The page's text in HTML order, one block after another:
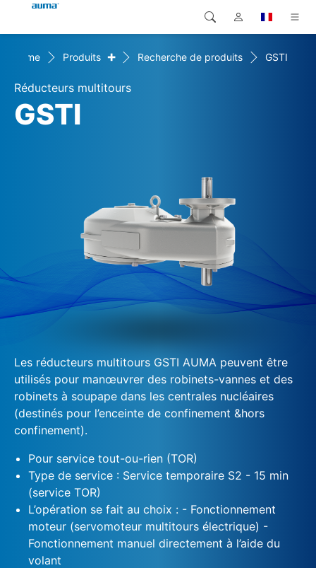
Produits
Solutions
Global
Europe
Recherche
Home Produits + Recherche de produits GSTI
Réducteurs multitours
GSTI
Les réducteurs multitours GSTI AUMA peuvent être
utilisés pour manœuvrer des robinets-vannes et des
robinets à soupape dans les centrales nucléaires
(destinés pour l’enceinte de confinement &hors
confinement).
Pour service tout-ou-rien (TOR)
Type de service : Service temporaire S2 - 15 min
(service TOR)
L’opération se fait au choix : - Fonctionnement
moteur (servomoteur multitours électrique) -
Fonctionnement manuel directement à l’aide du
volant